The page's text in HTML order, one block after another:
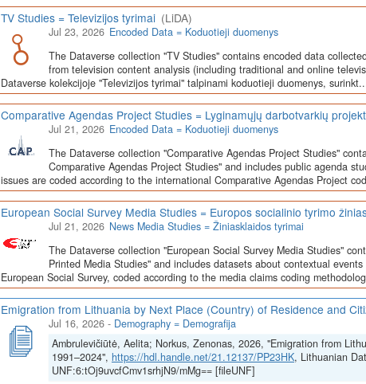
TV Studies = Televizijos tyrimai (LiDA)
Jul 23, 2026 Encoded Data = Koduotieji duomenys
The Dataverse collection "TV Studies" contains encoded data
from television content analysis (including traditional and online
Dataverse kolekcijoje "Televizijos tyrimai" talpinami koduotieji duomenys,
Comparative Agendas Project Studies = Lyginamųjų darbotvarkių
Jul 21, 2026 Encoded Data = Koduotieji duomenys
The Dataverse collection "Comparative Agendas Project Studies"
Comparative Agendas Project Studies" and includes public agenda
issues are coded according to the international Comparative Agendas Project
European Social Survey Media Studies = Europos socialinio tyrimo
Jul 21, 2026 News Media Studies = Žiniasklaidos tyrimai
The Dataverse collection "European Social Survey Media Studies"
Printed Media Studies" and includes datasets about contextual
European Social Survey, coded according to the media claims coding
Emigration from Lithuania by Next Place (Country) of Residence and
Jul 16, 2026 - Demography = Demografija
Ambrulevičiūtė, Aelita; Norkus, Zenonas, 2026, "Emigration from
1991–2024", https://hdl.handle.net/21.12137/PP23HK, Lithuanian
UNF:6:tOj9uvcfCmv1srhjN9/mMg== [fileUNF]